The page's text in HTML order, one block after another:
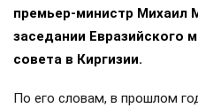
премьер-министр Михаил
заседании Евразийского
совета в Киргизии.
По его словам, в прошлом